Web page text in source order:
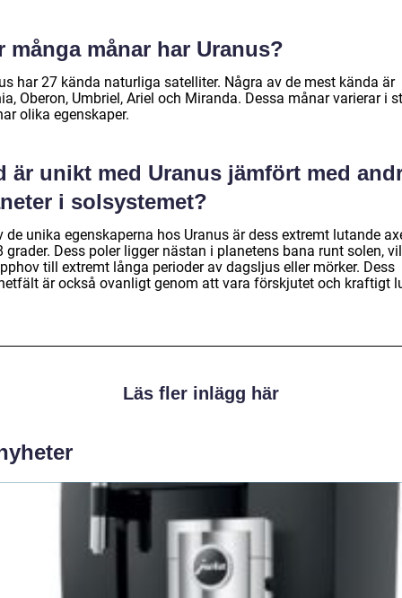
många månar har Uranus?
har 27 kända naturliga satelliter. Några av de mest kända är
Oberon, Umbriel, Ariel och Miranda. Dessa månar varierar i
olika egenskaper.
är unikt med Uranus jämfört med
i solsystemet?
de unika egenskaperna hos Uranus är dess extremt lutande
grader. Dess poler ligger nästan i planetens bana runt solen,
till extremt långa perioder av dagsljus eller mörker. Dess
är också ovanligt genom att vara förskjutet och kraftigt
Läs fler inlägg här